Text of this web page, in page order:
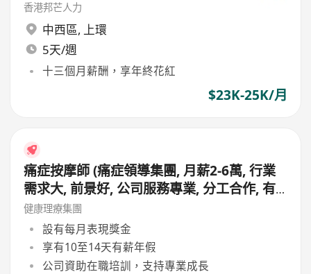
香港邦芒人力
中西區, 上環
5天/週
十三個月薪酬，享年終花紅
$23K-25K/月
痛症按摩師 (痛症領導集團, 月薪2-6萬, 行業
需求大, 前景好, 公司服務專業, 分工合作, 有
專業同事協助見客, 適合追求更專業人士申請)
健康理療集團
設有每月表現獎金
享有10至14天有薪年假
公司資助在職培訓，支持專業成長